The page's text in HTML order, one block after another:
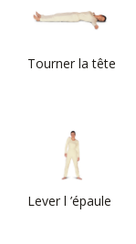
Tourner la tête
Lever l ’épaule